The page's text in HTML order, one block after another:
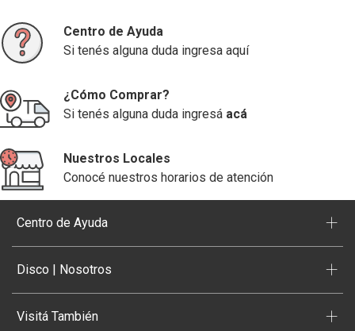
Centro de Ayuda
Si tenés alguna duda ingresa aquí
¿Cómo Comprar?
Si tenés alguna duda ingresá acá
Nuestros Locales
Conocé nuestros horarios de atención
Centro de Ayuda +
Disco | Nosotros +
Visitá También +